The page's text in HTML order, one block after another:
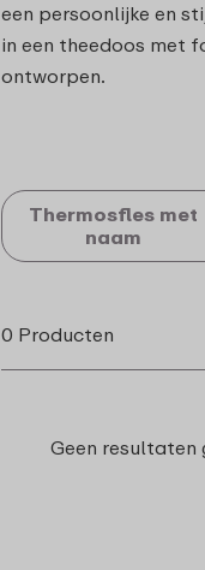
een persoonlijke en
in een theedoos met
ontworpen.
Thermosfles met
naam
0 Producten
Geen resultaten